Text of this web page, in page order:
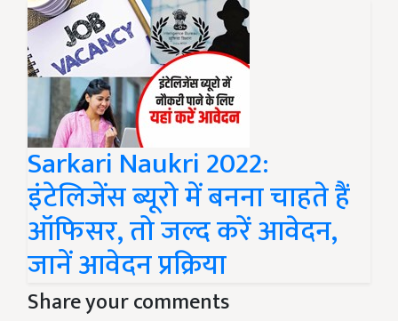
Sarkari Naukri 2022:
इंटेलिजेंस ब्यूरो में बनना चाहते हैं
ऑफिसर, तो जल्द करें आवेदन,
जानें आवेदन प्रक्रिया
Share your comments